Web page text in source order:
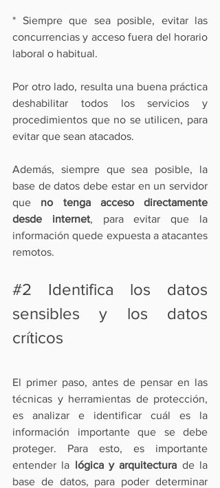
* Siempre que sea posible, evitar las
concurrencias y acceso fuera del horario
laboral o habitual.
Por otro lado, resulta una buena práctica
deshabilitar todos los servicios y
procedimientos que no se utilicen, para
evitar que sean atacados.
Además, siempre que sea posible, la
base de datos debe estar en un servidor
que no tenga acceso directamente
desde internet, para evitar que la
información quede expuesta a atacantes
remotos.
#2 Identifica los datos
sensibles y los datos
críticos
El primer paso, antes de pensar en las
técnicas y herramientas de protección,
es analizar e identificar cuál es la
información importante que se debe
proteger. Para esto, es importante
entender la lógica y arquitectura de la
base de datos, para poder determinar